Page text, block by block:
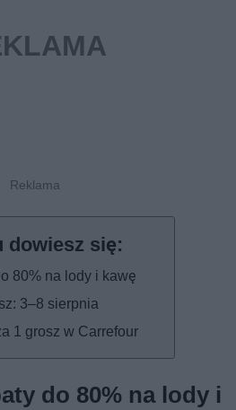
80% na lody i kawę
3–8 sierpnia
1 grosz w Carrefour
do 80% na lody i